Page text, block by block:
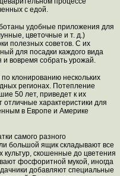
с едой.
удобные приложения для
цветочные и т. д.)
полезных советов. С их
для посадки каждого вида
вовремя собрать урожай.
клонированию нескольких
регионах. Потепление
50 лет, приведет к их
характеристики для
в Европе и Америке
самого разного
большой ящик складывают все
культур, скошенные до цветения
фосфоритной мукой, иногда
добавляют специальные